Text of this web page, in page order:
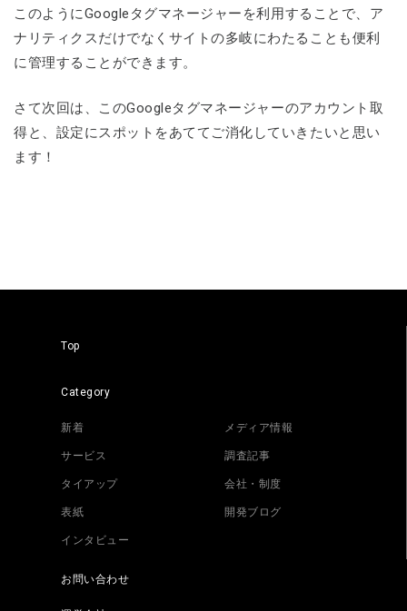
このようにGoogleタグマネージャーを利用することで、ア
ナリティクスだけでなくサイトの多岐にわたることも便利
に管理することができます。
さて次回は、このGoogleタグマネージャーのアカウント取
得と、設定にスポットをあててご消化していきたいと思い
ます！
Top
Category
新着 メディア情報
サービス 調査記事
タイアップ 会社・制度
表紙 開発ブログ
インタビュー
お問い合わせ